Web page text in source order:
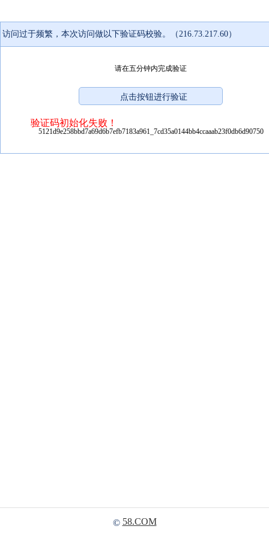
访问过于频繁，本次访问做以下验证码校验。（216.73.217.60）
请在五分钟内完成验证
验证码初始化失败！
5121d9e258bbd7a69d6b7efb7183a961_7cd35a0144bb4ccaaab23f0db6d90750
© 58.COM